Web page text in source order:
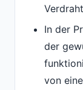
In der
der
von